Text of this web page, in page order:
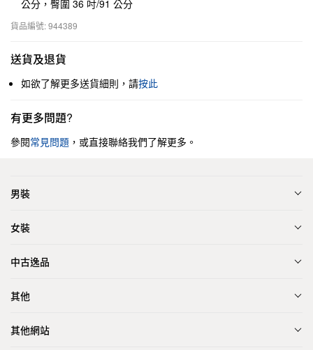
公分，臀圍 36 吋/91 公分
貨品編號: 944389
送貨及退貨
如欲了解更多送貨細則，請按此
有更多問題?
參閱常見問題 ，或直接聯絡我們了解更多。
男裝
女裝
中古逸品
其他
其他網站